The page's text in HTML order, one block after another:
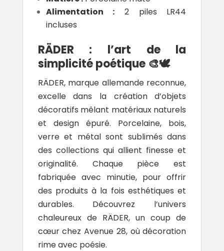
Alimentation : 2 piles LR44
incluses
RÄDER : l’art de la
simplicité poétique 🎨🕊️
RÄDER, marque allemande reconnue,
excelle dans la création d’objets
décoratifs mêlant matériaux naturels
et design épuré. Porcelaine, bois,
verre et métal sont sublimés dans
des collections qui allient finesse et
originalité. Chaque pièce est
fabriquée avec minutie, pour offrir
des produits à la fois esthétiques et
durables. Découvrez l’univers
chaleureux de RÄDER, un coup de
cœur chez Avenue 28, où décoration
rime avec poésie.